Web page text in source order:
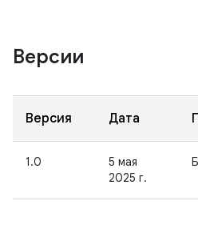
Версии
Версия Дата
1.0
5 мая
2025 г.